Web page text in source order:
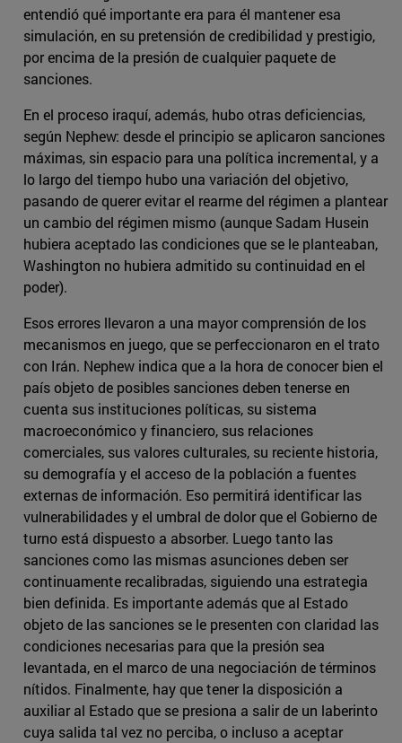
entendió qué importante era para él mantener esa
simulación, en su pretensión de credibilidad y prestigio,
por encima de la presión de cualquier paquete de
sanciones.
En el proceso iraquí, además, hubo otras deficiencias,
según Nephew: desde el principio se aplicaron sanciones
máximas, sin espacio para una política incremental, y a
lo largo del tiempo hubo una variación del objetivo,
pasando de querer evitar el rearme del régimen a plantear
un cambio del régimen mismo (aunque Sadam Husein
hubiera aceptado las condiciones que se le planteaban,
Washington no hubiera admitido su continuidad en el
poder).
Esos errores llevaron a una mayor comprensión de los
mecanismos en juego, que se perfeccionaron en el trato
con Irán. Nephew indica que a la hora de conocer bien el
país objeto de posibles sanciones deben tenerse en
cuenta sus instituciones políticas, su sistema
macroeconómico y financiero, sus relaciones
comerciales, sus valores culturales, su reciente historia,
su demografía y el acceso de la población a fuentes
externas de información. Eso permitirá identificar las
vulnerabilidades y el umbral de dolor que el Gobierno de
turno está dispuesto a absorber. Luego tanto las
sanciones como las mismas asunciones deben ser
continuamente recalibradas, siguiendo una estrategia
bien definida. Es importante además que al Estado
objeto de las sanciones se le presenten con claridad las
condiciones necesarias para que la presión sea
levantada, en el marco de una negociación de términos
nítidos. Finalmente, hay que tener la disposición a
auxiliar al Estado que se presiona a salir de un laberinto
cuya salida tal vez no perciba, o incluso a aceptar